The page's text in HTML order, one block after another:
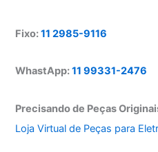
Fixo:11 2985-9116
WhastApp:11 99331-2476
Precisando de Peças
Loja Virtual de Peças para